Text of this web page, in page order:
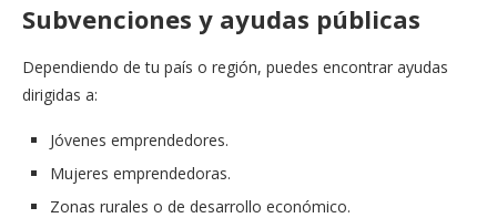
Subvenciones y ayudas públicas
Dependiendo de tu país o región, puedes encontrar ayudas
dirigidas a:
Jóvenes emprendedores.
Mujeres emprendedoras.
Zonas rurales o de desarrollo económico.